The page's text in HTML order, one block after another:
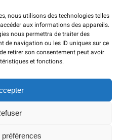
nous utilisons des technologies telles
aux informations des appareils.
nous permettra de traiter des
de navigation ou les ID uniques sur ce
retirer son consentement peut avoir
et fonctions.
préférences